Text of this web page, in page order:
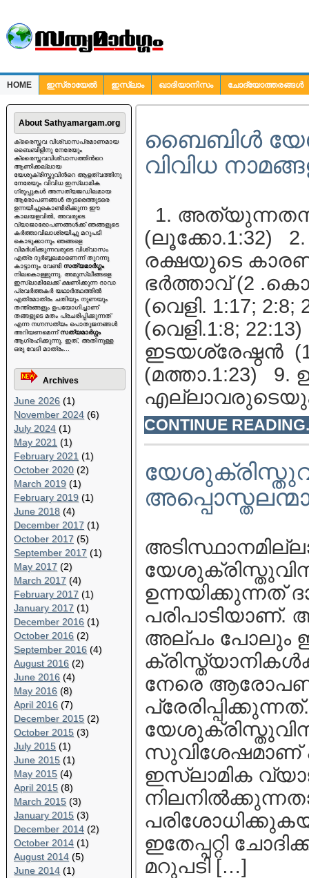
HOME ഇസ്രായേല്‍ ഇസ്ലാം ഖാദിയാനിസം
ചോദ്യോത്തരങ്ങള്‍
ചോദ്യങ്ങള്‍
About Sathyamargam.org
ക്രൈസ്തവ വിശ്വാസപ്രമാണമായ
ബൈബിളിനു നേരേയും
ക്രൈസ്തവവിശ്വാസത്തിന്‍റെ
ആണിക്കല്ലായ
യേശുക്രിസ്തുവിന്‍റെ ആളത്വത്തിനു
നേരേയും വിവിധ ഇസ്ലാമിക
ഗ്രൂപ്പുകള്‍ അസത്യജഡിലമായ
ആരോപണങ്ങള്‍ തുടരെത്തുടരെ
ഉന്നയിച്ചുകൊണ്ടിരിക്കുന്ന ഈ
കാലയളവില്‍, അവരുടെ
വ്യാജാരോപണങ്ങള്‍ക്ക് ഞങ്ങളുടെ
കര്‍ത്താവിലാശ്രയിച്ചു മറുപടി
കൊടുക്കാനും ഞങ്ങളെ
വിമര്‍ശിക്കുന്നവരുടെ വിശ്വാസം
എത്ര ദുര്‍ബ്ബലമാണെന്ന് തുറന്നു
കാട്ടാനും വേണ്ടി സത്യമാര്‍ഗ്ഗം
നിലകൊള്ളുന്നു. അമുസ്ലീങ്ങളെ
ഇസ്ലാമിലേക്ക് ക്ഷണിക്കുന്ന ദാവാ
പ്രവര്‍ത്തകര്‍ യഥാര്‍ത്ഥത്തില്‍
എത്രമാത്രം ചതിയും നുണയും
തന്ത്രങ്ങളും ഉപയോഗിച്ചാണ്
തങ്ങളുടെ മതം പ്രചരിപ്പിക്കുന്നത്
എന്ന നഗ്നസത്യം പൊതുജനങ്ങള്‍
അറിയണമെന്ന്സത്യമാര്‍ഗ്ഗം
ആഗ്രഹിക്കുന്നു. ഇത്, അതിനുള്ള
ഒരു വേദി മാത്രം...
Archives
June 2026 (1)
November 2024 (6)
July 2024 (1)
May 2021 (1)
February 2021 (1)
October 2020 (2)
March 2019 (1)
February 2019 (1)
June 2018 (4)
December 2017 (1)
October 2017 (5)
September 2017 (1)
May 2017 (2)
March 2017 (4)
February 2017 (1)
January 2017 (1)
December 2016 (1)
October 2016 (2)
September 2016 (4)
August 2016 (2)
June 2016 (4)
May 2016 (8)
April 2016 (7)
December 2015 (2)
October 2015 (3)
July 2015 (1)
June 2015 (1)
May 2015 (4)
April 2015 (8)
March 2015 (3)
January 2015 (3)
December 2014 (2)
October 2014 (1)
August 2014 (5)
June 2014 (1)
ബൈബിള്‍
വിവിധ
1.
(ലൂക്കോ.1:32)
രക്ഷയുടെ
ഭര്‍ത്താവ് (2
(വെളി. 1:17;
(വെളി.1:8;
ഇടയശ്രേഷ്ഠന്‍
(മത്താ.1:23) 9.
CONTINUE
ഉന്നയിക്കുന്നത്
അല്പം പോലും
നേരെ
സുവിശേഷമാണ്
ഇസ്ലാമിക
ഇതേപ്പറ്റി
മറുപടി […]